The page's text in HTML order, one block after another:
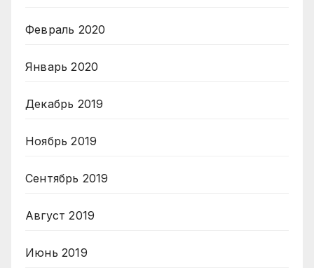
Февраль 2020
Январь 2020
Декабрь 2019
Ноябрь 2019
Сентябрь 2019
Август 2019
Июнь 2019